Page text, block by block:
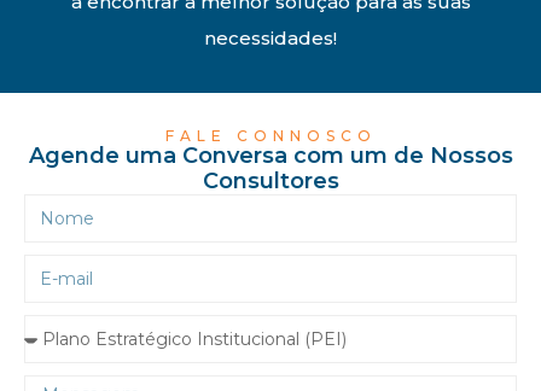
necessidades!
FALE CONNOSCO
Agende uma Conversa com um de Nossos
Consultores